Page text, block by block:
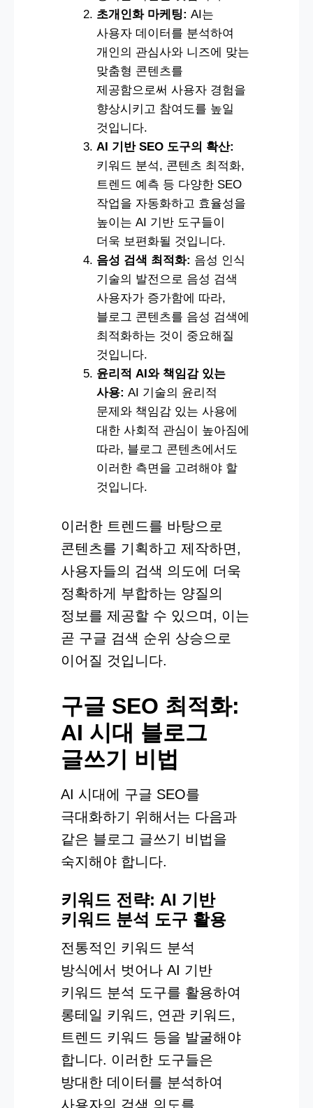
초개인화 마케팅: AI는
사용자 데이터를 분석하여
개인의 관심사와 니즈에 맞는
맞춤형 콘텐츠를
제공함으로써 사용자 경험을
향상시키고 참여도를 높일
것입니다.
AI 기반 SEO 도구의 확산:
키워드 분석, 콘텐츠 최적화,
트렌드 예측 등 다양한 SEO
작업을 자동화하고 효율성을
높이는 AI 기반 도구들이
더욱 보편화될 것입니다.
음성 검색 최적화: 음성 인식
기술의 발전으로 음성 검색
사용자가 증가함에 따라,
블로그 콘텐츠를 음성 검색에
최적화하는 것이 중요해질
것입니다.
윤리적 AI와 책임감 있는
사용: AI 기술의 윤리적
문제와 책임감 있는 사용에
대한 사회적 관심이 높아짐에
따라, 블로그 콘텐츠에서도
이러한 측면을 고려해야 할
것입니다.
이러한 트렌드를 바탕으로
콘텐츠를 기획하고 제작하면,
사용자들의 검색 의도에 더욱
정확하게 부합하는 양질의
정보를 제공할 수 있으며, 이는
곧 구글 검색 순위 상승으로
이어질 것입니다.
구글 SEO 최적화:
AI 시대 블로그
글쓰기 비법
AI 시대에 구글 SEO를
극대화하기 위해서는 다음과
같은 블로그 글쓰기 비법을
숙지해야 합니다.
키워드 전략: AI 기반
키워드 분석 도구 활용
전통적인 키워드 분석
방식에서 벗어나 AI 기반
키워드 분석 도구를 활용하여
롱테일 키워드, 연관 키워드,
트렌드 키워드 등을 발굴해야
합니다. 이러한 도구들은
방대한 데이터를 분석하여
사용자의 검색 의도를